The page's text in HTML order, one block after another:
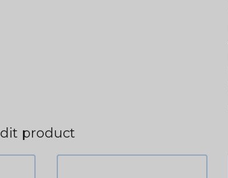
product